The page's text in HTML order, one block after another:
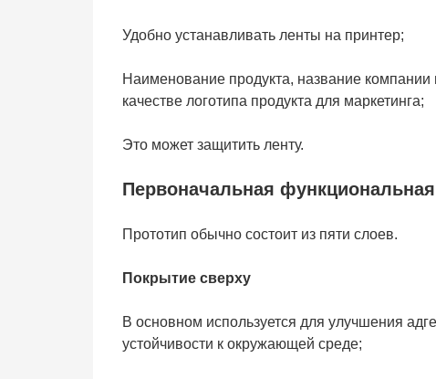
Удобно устанавливать ленты на принтер;
Наименование продукта, название
качестве логотипа продукта для маркетинга;
Это может защитить ленту.
Первоначальная
Прототип обычно состоит из пяти слоев.
Покрытие сверху
В основном используется для улучшения
устойчивости к окружающей среде;